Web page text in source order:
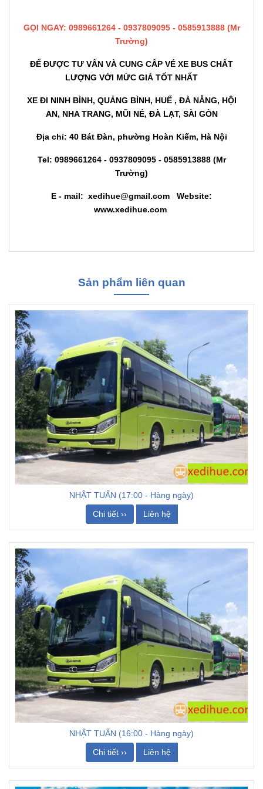
GỌI NGAY: 0989661264 - 0937809095 - 0585913888 (Mr
Trường)
ĐỂ ĐƯỢC TƯ VẤN VÀ CUNG CẤP VÉ XE BUS CHẤT
LƯỢNG VỚI MỨC GIÁ TỐT NHẤT
XE ĐI NINH BÌNH, QUẢNG BÌNH, HUẾ , ĐÀ NẴNG, HỘI
AN, NHA TRANG, MŨI NÉ, ĐÀ LẠT, SÀI GÒN
Địa chỉ: 40 Bát Đàn, phường Hoàn Kiếm, Hà Nội
Tel: 0989661264 - 0937809095 - 0585913888(Mr
Trường)
E - mail: xedihue@gmail.com Website:
www.xedihue.com
Sản phẩm liên quan
NHẬT TUẤN (17:00 - Hàng ngày)
Chi tiết ››
Liên hệ
NHẬT TUẤN (16:00 - Hàng ngày)
Chi tiết ››
Liên hệ